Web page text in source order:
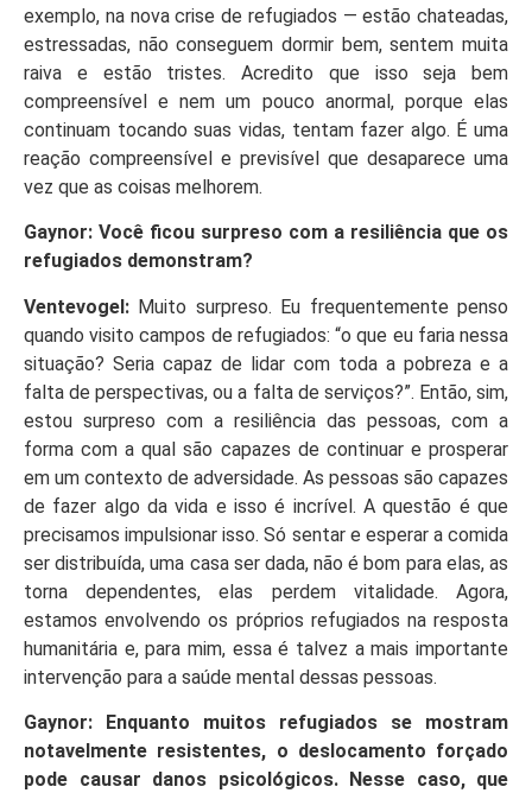
exemplo, na nova crise de refugiados — estão chateadas,
estressadas, não conseguem dormir bem, sentem muita
raiva e estão tristes. Acredito que isso seja bem
compreensível e nem um pouco anormal, porque elas
continuam tocando suas vidas, tentam fazer algo. É uma
reação compreensível e previsível que desaparece uma
vez que as coisas melhorem.
Gaynor: Você ficou surpreso com a resiliência que os
refugiados demonstram?
Ventevogel: Muito surpreso. Eu frequentemente penso
quando visito campos de refugiados: “o que eu faria nessa
situação? Seria capaz de lidar com toda a pobreza e a
falta de perspectivas, ou a falta de serviços?”. Então, sim,
estou surpreso com a resiliência das pessoas, com a
forma com a qual são capazes de continuar e prosperar
em um contexto de adversidade. As pessoas são capazes
de fazer algo da vida e isso é incrível. A questão é que
precisamos impulsionar isso. Só sentar e esperar a comida
ser distribuída, uma casa ser dada, não é bom para elas, as
torna dependentes, elas perdem vitalidade. Agora,
estamos envolvendo os próprios refugiados na resposta
humanitária e, para mim, essa é talvez a mais importante
intervenção para a saúde mental dessas pessoas.
Gaynor: Enquanto muitos refugiados se mostram
notavelmente resistentes, o deslocamento forçado
pode causar danos psicológicos. Nesse caso, que